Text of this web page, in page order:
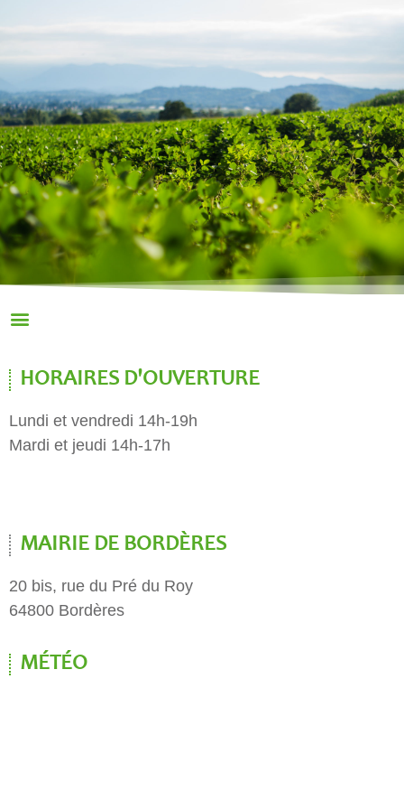
HORAIRES D'OUVERTURE
Lundi et vendredi 14h-19h
Mardi et jeudi 14h-17h
MAIRIE DE BORDÈRES
20 bis, rue du Pré du Roy
64800 Bordères
MÉTÉO